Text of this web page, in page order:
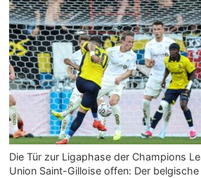
Die Tür zur Ligaphase der Champions
Union Saint-Gilloise offen: Der